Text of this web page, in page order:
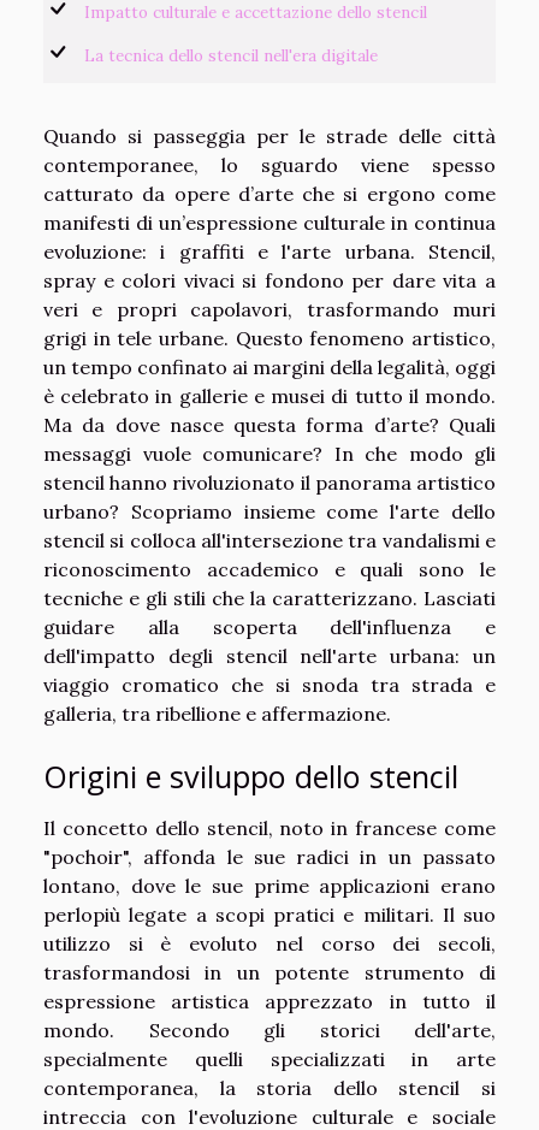
Impatto culturale e accettazione dello stencil
La tecnica dello stencil nell'era digitale
Quando si passeggia per le strade delle città
contemporanee, lo sguardo viene spesso
catturato da opere d’arte che si ergono come
manifesti di un’espressione culturale in continua
evoluzione: i graffiti e l'arte urbana. Stencil,
spray e colori vivaci si fondono per dare vita a
veri e propri capolavori, trasformando muri
grigi in tele urbane. Questo fenomeno artistico,
un tempo confinato ai margini della legalità, oggi
è celebrato in gallerie e musei di tutto il mondo.
Ma da dove nasce questa forma d’arte? Quali
messaggi vuole comunicare? In che modo gli
stencil hanno rivoluzionato il panorama artistico
urbano? Scopriamo insieme come l'arte dello
stencil si colloca all'intersezione tra vandalismi e
riconoscimento accademico e quali sono le
tecniche e gli stili che la caratterizzano. Lasciati
guidare alla scoperta dell'influenza e
dell'impatto degli stencil nell'arte urbana: un
viaggio cromatico che si snoda tra strada e
galleria, tra ribellione e affermazione.
Origini e sviluppo dello stencil
Il concetto dello stencil, noto in francese come
"pochoir", affonda le sue radici in un passato
lontano, dove le sue prime applicazioni erano
perlopiù legate a scopi pratici e militari. Il suo
utilizzo si è evoluto nel corso dei secoli,
trasformandosi in un potente strumento di
espressione artistica apprezzato in tutto il
mondo. Secondo gli storici dell'arte,
specialmente quelli specializzati in arte
contemporanea, la storia dello stencil si
intreccia con l'evoluzione culturale e sociale